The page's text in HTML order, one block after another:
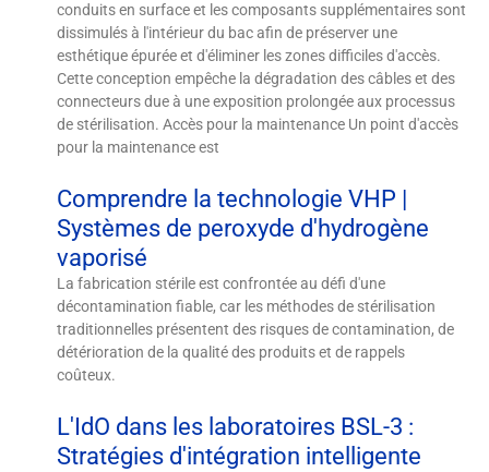
conduits en surface et les composants supplémentaires sont
dissimulés à l'intérieur du bac afin de préserver une
esthétique épurée et d'éliminer les zones difficiles d'accès.
Cette conception empêche la dégradation des câbles et des
connecteurs due à une exposition prolongée aux processus
de stérilisation. Accès pour la maintenance Un point d'accès
pour la maintenance est
Comprendre la technologie VHP |
Systèmes de peroxyde d'hydrogène
vaporisé
La fabrication stérile est confrontée au défi d'une
décontamination fiable, car les méthodes de stérilisation
traditionnelles présentent des risques de contamination, de
détérioration de la qualité des produits et de rappels
coûteux.
L'IdO dans les laboratoires BSL-3 :
Stratégies d'intégration intelligente